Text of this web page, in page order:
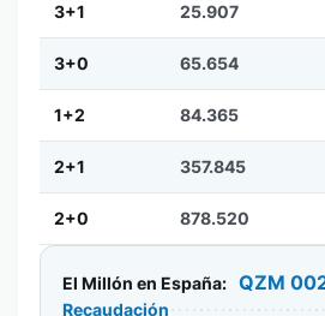
3+1 25.907
3+0 65.654
1+2 84.365
2+1 357.845
2+0 878.520
El Millón en España: QZM
Recaudación